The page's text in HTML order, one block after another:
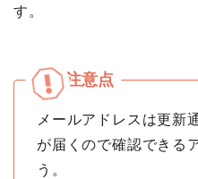
す。
メールアドレスは更新
が届くので確認できる
う。